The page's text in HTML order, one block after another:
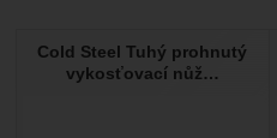
Cold Steel Tuhý prohnutý
vykosťovací nůž…